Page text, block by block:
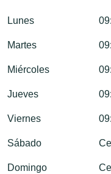
Lunes
Martes
Miércoles
Jueves
Viernes
Sábado
Domingo